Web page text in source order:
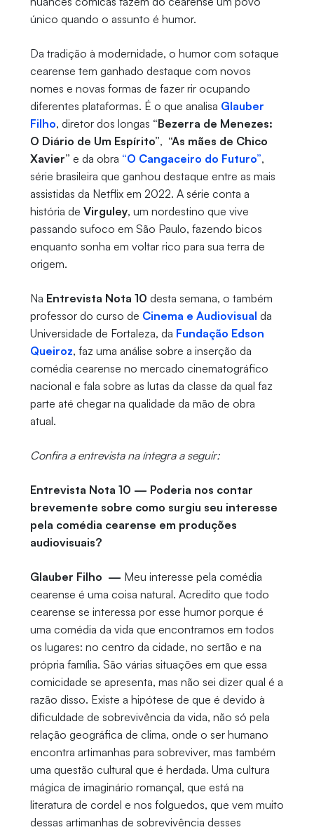
único quando o assunto é humor.
Da tradição à modernidade, o humor com sotaque
cearense tem ganhado destaque com novos
nomes e novas formas de fazer rir ocupando
diferentes plataformas. É o que analisa Glauber
Filho, diretor dos longas “Bezerra de Menezes:
O Diário de Um Espírito”, “As mães de Chico
Xavier” e da obra “O Cangaceiro do Futuro”,
série brasileira que ganhou destaque entre as mais
assistidas da Netflix em 2022. A série conta a
história de Virguley, um nordestino que vive
passando sufoco em São Paulo, fazendo bicos
enquanto sonha em voltar rico para sua terra de
origem.
Na Entrevista Nota 10 desta semana, o também
professor do curso de Cinema e Audiovisual da
Universidade de Fortaleza, da Fundação Edson
Queiroz, faz uma análise sobre a inserção da
comédia cearense no mercado cinematográfico
nacional e fala sobre as lutas da classe da qual faz
parte até chegar na qualidade da mão de obra
atual.
Confira a entrevista na íntegra a seguir:
Entrevista Nota 10 — Poderia nos contar
brevemente sobre como surgiu seu interesse
pela comédia cearense em produções
audiovisuais?
Glauber Filho — Meu interesse pela comédia
cearense é uma coisa natural. Acredito que todo
cearense se interessa por esse humor porque é
uma comédia da vida que encontramos em todos
os lugares: no centro da cidade, no sertão e na
própria família. São várias situações em que essa
comicidade se apresenta, mas não sei dizer qual é a
razão disso. Existe a hipótese de que é devido à
dificuldade de sobrevivência da vida, não só pela
relação geográfica de clima, onde o ser humano
encontra artimanhas para sobreviver, mas também
uma questão cultural que é herdada. Uma cultura
mágica de imaginário romançal, que está na
literatura de cordel e nos folguedos, que vem muito
dessas artimanhas de sobrevivência desses